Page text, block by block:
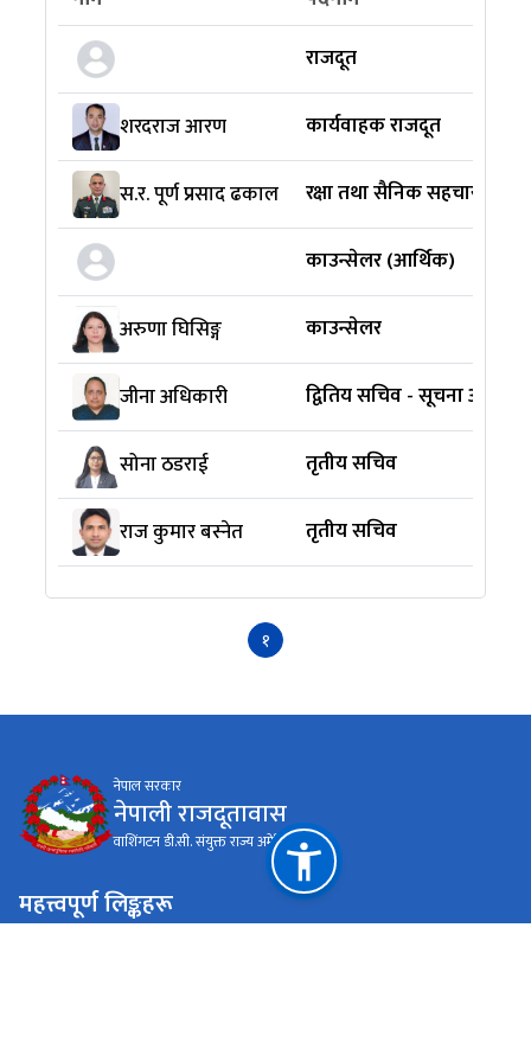
राजदूत
शरदराज आरण कार्यवाहक राजदूत
स.र. पूर्ण प्रसाद ढकाल रक्षा तथा सैनिक सहचारी
काउन्सेलर (आर्थिक)
अरुणा घिसिङ्ग काउन्सेलर
जीना अधिकारी द्वितिय सचिव - सूचना
सोना ठडराई तृतीय सचिव
राज कुमार बस्नेत तृतीय सचिव
१
नेपाल सरकार
नेपाली राजदूतावास
वाशिंगटन डी.सी. संयुक्त राज्य अमेरिका
महत्त्वपूर्ण लिङ्कहरू